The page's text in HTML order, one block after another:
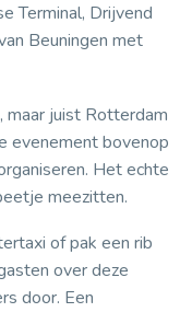
Terminal, Drijvend
Beuningen met
maar juist Rotterdam
evenement bovenop
Het echte
meezitten.
of pak een rib
over deze
door. Een